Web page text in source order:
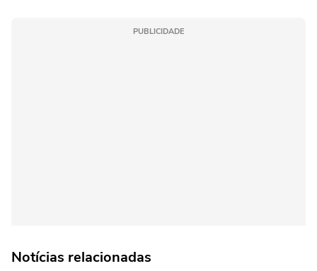
PUBLICIDADE
Notícias relacionadas